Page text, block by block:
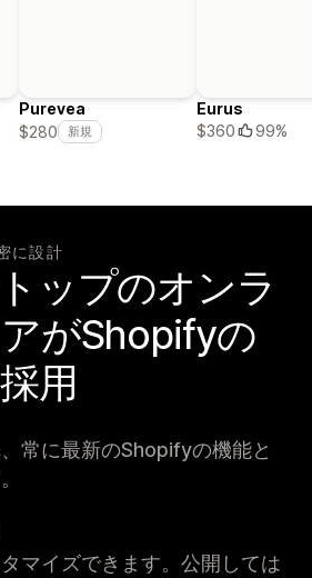
Purevea
$280
新規
Eurus
$360
99%
に設計
ップのオンラ
がShopifyの
用
常に最新のShopifyの機能と
マイズできます。公開しては